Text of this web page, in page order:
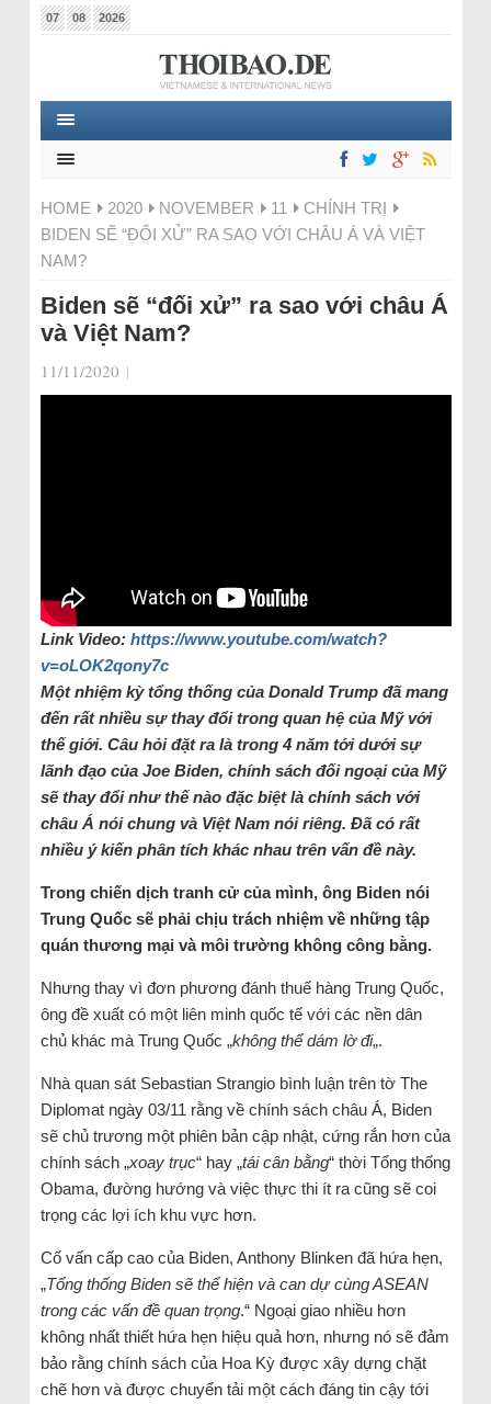
07 08 2026
HOME 2020 NOVEMBER 11
CHÍNH TRỊ
BIDEN SẼ “ĐỐI XỬ” RA SAO VỚI CHÂU Á VÀ VIỆT
NAM?
Biden sẽ “đối xử” ra sao với châu Á
và Việt Nam?
11/11/2020 |
Link Video: https://www.youtube.com/watch?
v=oLOK2qony7c
Một nhiệm kỳ tổng thống của Donald Trump đã mang
đến rất nhiều sự thay đổi trong quan hệ của Mỹ với
thế giới. Câu hỏi đặt ra là trong 4 năm tới dưới sự
lãnh đạo của Joe Biden, chính sách đối ngoại của Mỹ
sẽ thay đổi như thế nào đặc biệt là chính sách với
châu Á nói chung và Việt Nam nói riêng. Đã có rất
nhiều ý kiến phân tích khác nhau trên vấn đề này.
Trong chiến dịch tranh cử của mình, ông Biden nói
Trung Quốc sẽ phải chịu trách nhiệm về những tập
quán thương mại và môi trường không công bằng.
Nhưng thay vì đơn phương đánh thuế hàng Trung Quốc,
ông đề xuất có một liên minh quốc tế với các nền dân
chủ khác mà Trung Quốc „không thể dám lờ đi„.
Nhà quan sát Sebastian Strangio bình luận trên tờ The
Diplomat ngày 03/11 rằng về chính sách châu Á, Biden
sẽ chủ trương một phiên bản cập nhật, cứng rắn hơn của
chính sách „xoay trục“ hay „tái cân bằng“ thời Tổng thống
Obama, đường hướng và việc thực thi ít ra cũng sẽ coi
trọng các lợi ích khu vực hơn.
Cố vấn cấp cao của Biden, Anthony Blinken đã hứa hẹn,
„Tổng thống Biden sẽ thể hiện và can dự cùng ASEAN
trong các vấn đề quan trọng.“ Ngoại giao nhiều hơn
không nhất thiết hứa hẹn hiệu quả hơn, nhưng nó sẽ đảm
bảo rằng chính sách của Hoa Kỳ được xây dựng chặt
chẽ hơn và được chuyển tải một cách đáng tin cậy tới